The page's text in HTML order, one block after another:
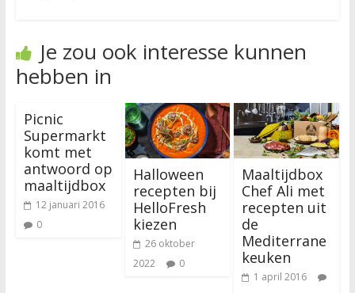
Je zou ook interesse kunnen
hebben in
Picnic
Supermarkt
komt met
antwoord op
maaltijdbox
12 januari 2016
0
Halloween
recepten bij
HelloFresh
kiezen
26 oktober
2022
0
Maaltijdbox
Chef Ali met
recepten uit
de
Mediterrane
keuken
1 april 2016